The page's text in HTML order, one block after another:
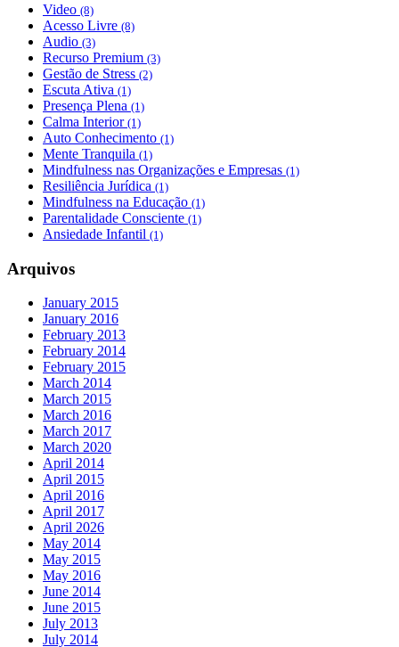
Video (8)
Acesso Livre (8)
Audio (3)
Recurso Premium (3)
Gestão de Stress (2)
Escuta Ativa (1)
Presença Plena (1)
Calma Interior (1)
Auto Conhecimento (1)
Mente Tranquila (1)
Mindfulness nas Organizações e Empresas (1)
Resiliência Jurídica (1)
Mindfulness na Educação (1)
Parentalidade Consciente (1)
Ansiedade Infantil (1)
Arquivos
January 2015
January 2016
February 2013
February 2014
February 2015
March 2014
March 2015
March 2016
March 2017
March 2020
April 2014
April 2015
April 2016
April 2017
April 2026
May 2014
May 2015
May 2016
June 2014
June 2015
July 2013
July 2014